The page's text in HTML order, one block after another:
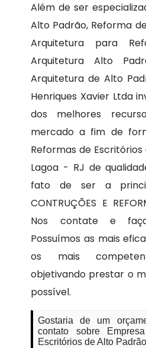
Além de ser
Alto Padrão, Reforma
Arquitetura para
Arquitetura Alto
Arquitetura de Alto
Henriques Xavier Ltda
dos melhores
mercado a fim de
Reformas de
Lagoa - RJ de
fato de ser a
CONTRUÇÕES E
Nos contate e
Possuímos as mais
os mais
objetivando prestar o
possível.
Gostaria de um
contato sobre
Escritórios de Alto